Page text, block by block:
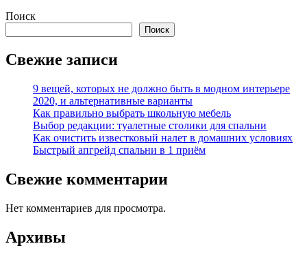
Поиск
Поиск
Свежие записи
9 вещей, которых не должно быть в модном интерьере
2020, и альтернативные варианты
Как правильно выбрать школьную мебель
Выбор редакции: туалетные столики для спальни
Как очистить известковый налет в домашних условиях
Быстрый апгрейд спальни в 1 приём
Свежие комментарии
Нет комментариев для просмотра.
Архивы